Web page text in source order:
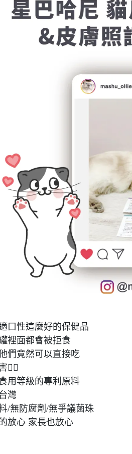
口性這麼好的保健品
裡面都會被拒食
們竟然可以直接吃
用等級的專利原料
灣
/無防腐劑/無爭議菌珠
放心 家長也放心